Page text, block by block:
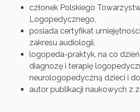
członek Polskiego
Logopedycznego,
posiada certyfikat
zakresu audiologii,
logopeda-praktyk, na co
diagnozę i terapię
neurologopedyczną dzieci i
autor publikacji naukowych z